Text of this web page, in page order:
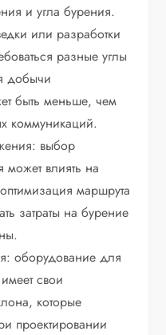
и угла бурения.
или разработки
разные углы
добычи
быть меньше, чем
коммуникаций.
выбор
может влиять на
маршрута
затраты на бурение
оборудование для
свои
которые
проектировании